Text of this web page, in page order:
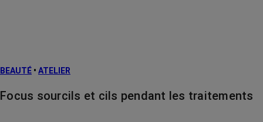
BEAUTÉ • ATELIER
Focus sourcils et cils pendant les traitements